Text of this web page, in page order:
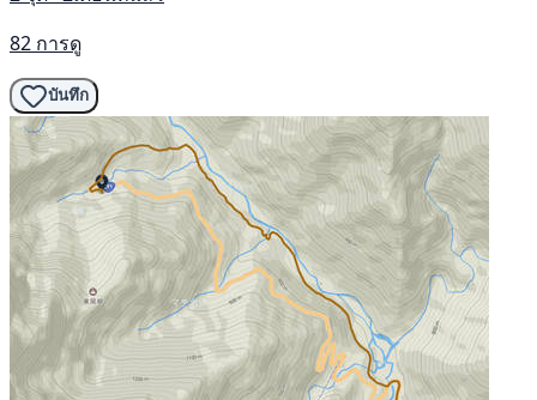
82 การดู
บันทึก